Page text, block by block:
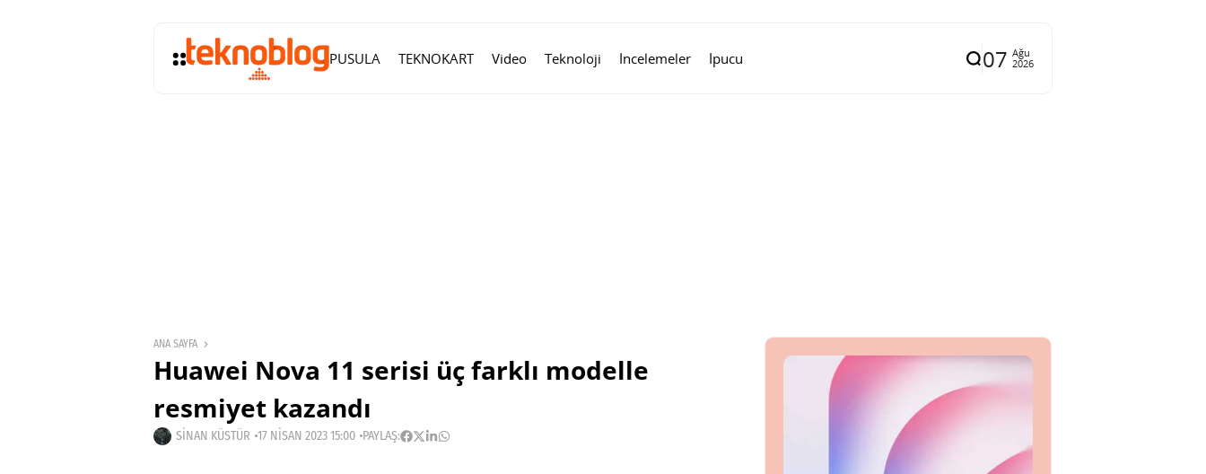
PUSULA TEKNOKART Video Teknoloji İncelemeler İpucu 07 Ağu
2026
ANA SAYFA
Huawei Nova 11 serisi üç farklı modelle
resmiyet kazandı
SINAN KÜSTÜR 17 NISAN 2023 15:00 PAYLAŞ: